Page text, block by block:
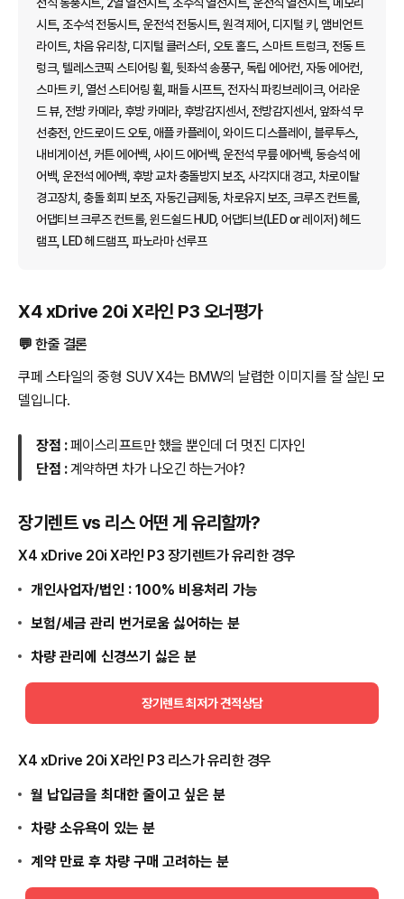
시트, 조수석 전동시트, 운전석 전동시트, 원격 제어, 디지털 키, 앰비언트
라이트, 차음 유리창, 디지털 클러스터, 오토 홀드, 스마트 트렁크, 전동 트
렁크, 텔레스코픽 스티어링 휠, 뒷좌석 송풍구, 독립 에어컨, 자동 에어컨,
스마트 키, 열선 스티어링 휠, 패들 시프트, 전자식 파킹브레이크, 어라운
드 뷰, 전방 카메라, 후방 카메라, 후방감지센서, 전방감지센서, 앞좌석 무
선충전, 안드로이드 오토, 애플 카플레이, 와이드 디스플레이, 블루투스,
내비게이션, 커튼 에어백, 사이드 에어백, 운전석 무릎 에어백, 동승석 에
어백, 운전석 에어백, 후방 교차 충돌방지 보조, 사각지대 경고, 차로이탈
경고장치, 충돌 회피 보조, 자동긴급제동, 차로유지 보조, 크루즈 컨트롤,
어댑티브 크루즈 컨트롤, 윈드쉴드 HUD, 어댑티브(LED or 레이저) 헤드
램프, LED 헤드램프, 파노라마 선루프
X4 xDrive 20i X라인 P3 오너평가
💬 한줄 결론
쿠페 스타일의 중형 SUV X4는 BMW의 날렵한 이미지를 잘 살린 모
델입니다.
장점 :페이스리프트만 했을 뿐인데 더 멋진 디자인
단점 :계약하면 차가 나오긴 하는거야?
장기렌트 vs 리스 어떤 게 유리할까?
X4 xDrive 20i X라인 P3 장기렌트가 유리한 경우
개인사업자/법인 : 100% 비용처리 가능
보험/세금 관리 번거로움 싫어하는 분
차량 관리에 신경쓰기 싫은 분
장기렌트 최저가 견적상담
X4 xDrive 20i X라인 P3 리스가 유리한 경우
월 납입금을 최대한 줄이고 싶은 분
차량 소유욕이 있는 분
계약 만료 후 차량 구매 고려하는 분